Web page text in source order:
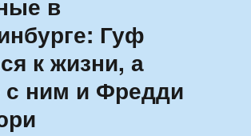
Гуф
к жизни, а
с ним и Фредди